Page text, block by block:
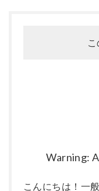
Warning:
こんにちは！一